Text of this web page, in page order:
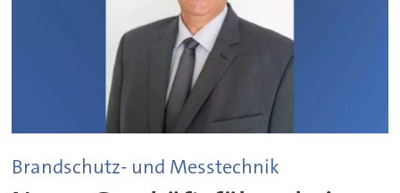
Brandschutz- und Messtechnik